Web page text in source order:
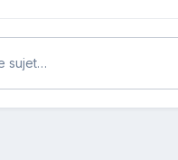
sujet…